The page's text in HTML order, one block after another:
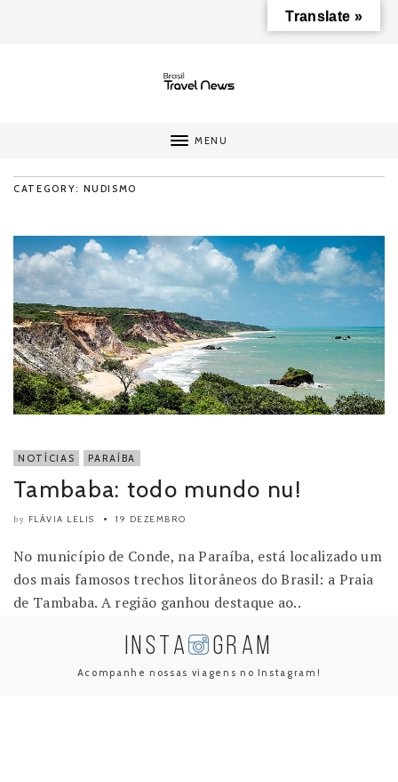
MENU
CATEGORY: NUDISMO
NOTÍCIAS PARAÍBA
Tambaba: todo mundo nu!
by FLÁVIA LELIS 19 DEZEMBRO
No município de Conde, na Paraíba, está localizado um
dos mais famosos trechos litorâneos do Brasil: a Praia
de Tambaba. A região ganhou destaque ao..
INSTA GRAM
Acompanhe nossas viagens no Instagram!
Translate »